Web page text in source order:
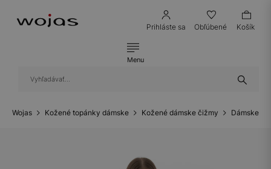
Prihláste sa Obľúbené Košík
Menu
Wojas Kožené topánky dámske Kožené dámske čižmy Dámske